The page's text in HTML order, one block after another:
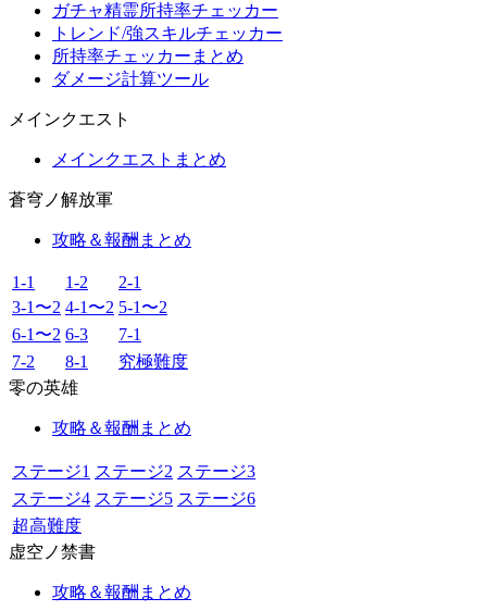
ガチャ精霊所持率チェッカー
トレンド/強スキルチェッカー
所持率チェッカーまとめ
ダメージ計算ツール
メインクエスト
メインクエストまとめ
蒼穹ノ解放軍
攻略＆報酬まとめ
1-1 1-2
2-1
3-1〜2 4-1〜2 5-1〜2
6-1〜2 6-3
7-1
7-2
8-1
究極難度
零の英雄
攻略＆報酬まとめ
ステージ1 ステージ2 ステージ3
ステージ4 ステージ5 ステージ6
超高難度
虚空ノ禁書
攻略＆報酬まとめ